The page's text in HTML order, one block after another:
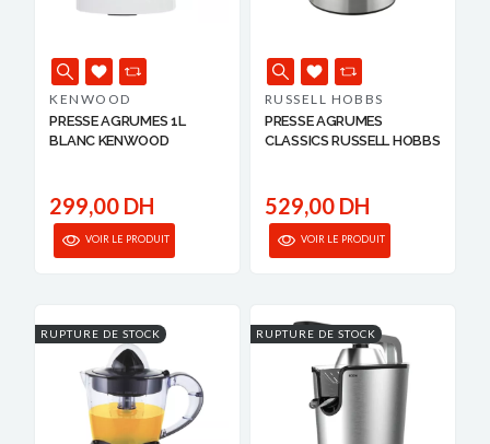
KENWOOD
PRESSE AGRUMES 1L
BLANC KENWOOD
299,00 DH
VOIR LE PRODUIT
RUSSELL HOBBS
PRESSE AGRUMES
CLASSICS RUSSELL HOBBS
529,00 DH
VOIR LE PRODUIT
RUPTURE DE STOCK RUPTURE DE STOCK